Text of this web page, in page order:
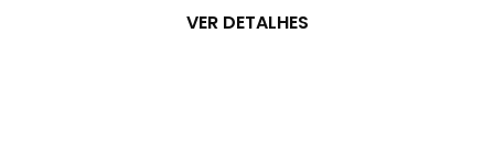
VER DETALHES